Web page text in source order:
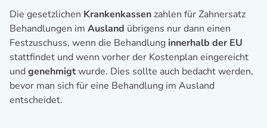
Die gesetzlichen Krankenkassen zahlen für Zahnersatz
Behandlungen im Ausland übrigens nur dann einen
Festzuschuss, wenn die Behandlung innerhalb der EU
stattfindet und wenn vorher der Kostenplan eingereicht
undgenehmigtwurde. Dies sollte auch bedacht werden,
bevor man sich für eine Behandlung im Ausland
entscheidet.